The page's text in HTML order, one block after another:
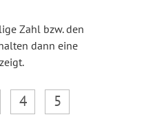
Zahl bzw. den
dann eine
4
5